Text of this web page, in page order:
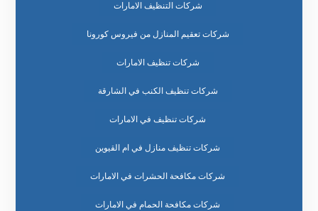
شركات التنظيف الامارات
شركات تعقيم المنازل من فيروس كورونا
شركات تنظيف الامارات
شركات تنظيف الكنب في الشارقة
شركات تنظيف في الامارات
شركات تنظيف منازل في ام القيوين
شركات مكافحة الحشرات في الامارات
شركات مكافحة الحمام في الامارات